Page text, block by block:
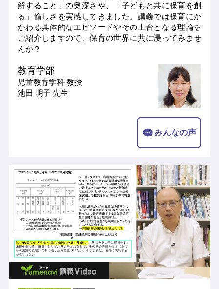
解すること」の奥深さや、「子どもと共に保育を創
る」愉しさを実感してきました。講義では保育にか
かわる具体的なエピソードやその土台となる理論を
ご紹介しますので、保育の世界に共に浸ってみませ
んか？
教育学部
児童教育学科 教授
池田 明子 先生
みんなの声